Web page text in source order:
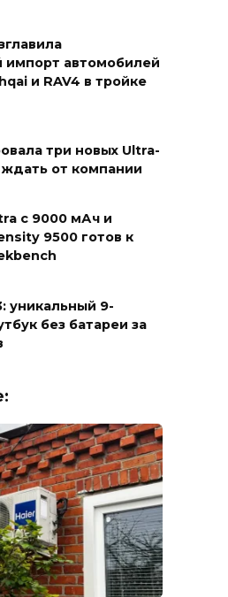
импорт автомобилей
и RAV4 в тройке
три новых Ultra-
от компании
с 9000 мАч и
9500 готов к
уникальный 9-
без батареи за